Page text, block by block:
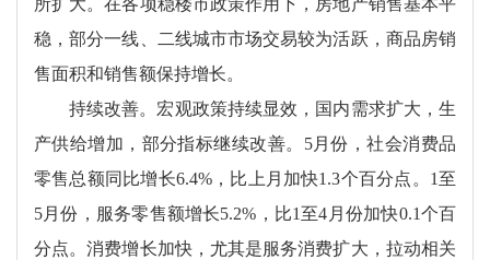
所扩大。在各项稳楼市政策作用下，房地产销售基本平
稳，部分一线、二线城市市场交易较为活跃，商品房销
售面积和销售额保持增长。
持续改善。宏观政策持续显效，国内需求扩大，生
产供给增加，部分指标继续改善。5月份，社会消费品
零售总额同比增长6.4%，比上月加快1.3个百分点。1至
5月份，服务零售额增长5.2%，比1至4月份加快0.1个百
分点。消费增长加快，尤其是服务消费扩大，拉动相关